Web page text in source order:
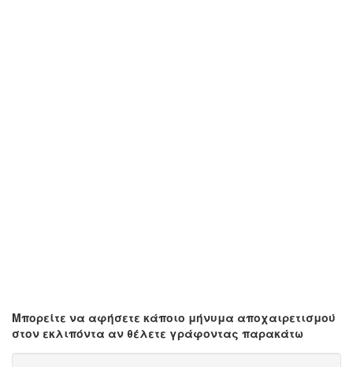
Μπορείτε να αφήσετε κάποιο μήνυμα αποχαιρετισμού
στον εκλιπόντα αν θέλετε γράφοντας παρακάτω